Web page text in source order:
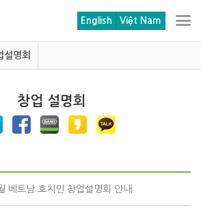
English Việt Nam
명회
창업 설명회
베트남 호치민 창업설명회 안내